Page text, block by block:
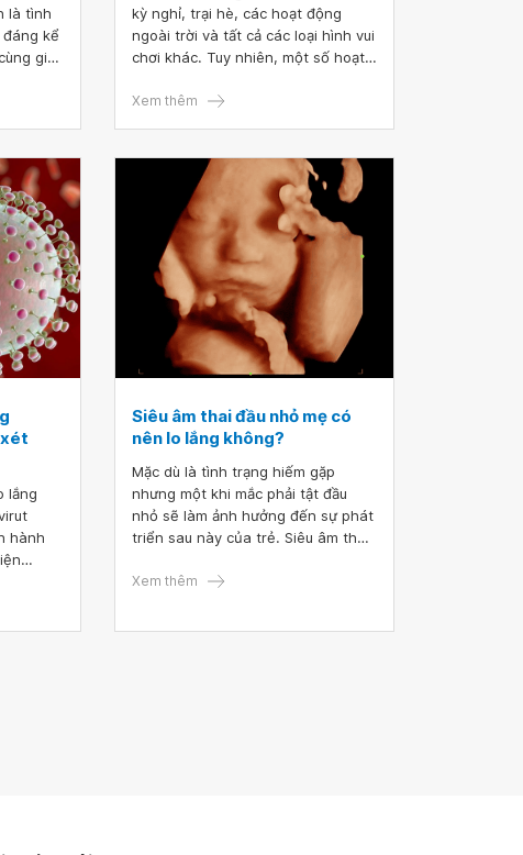
là tình
kể
giới
theo
kỳ nghỉ, trại hè, các hoạt động
ngoài trời và tất cả các loại hình vui
chơi khác. Tuy nhiên, một số hoạt
những rủi ro về sức khỏe, thậm chí
nguyên tắc vui chơi an toàn phải
luôn được đặt lên hàng đầu. Dưới
đây là 6 điều bố mẹ có thể làm để
đảm bảo cho trẻ đi chơi an toàn và
những kỷ niệm mùa hè của trẻ đều
là những kỷ niệm đẹp.
Xem thêm
lắng
hành
Siêu âm thai đầu nhỏ mẹ có
nên lo lắng không?
Mặc dù là tình trạng hiếm gặp
nhưng một khi mắc phải tật đầu
nhỏ sẽ làm ảnh hưởng đến sự phát
triển sau này của trẻ. Siêu âm thai
trong những tháng cuối thai kỳ,
Xem thêm